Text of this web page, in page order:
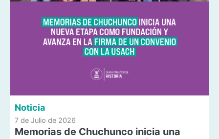
Noticia
7 de Julio de 2026
Memorias de Chuchunco inicia una